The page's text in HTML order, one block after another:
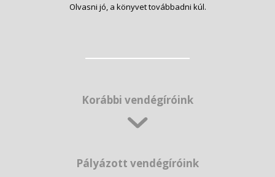
Olvasni jó, a könyvet továbbadni kúl.
Korábbi vendégíróink
Pályázott vendégíróink